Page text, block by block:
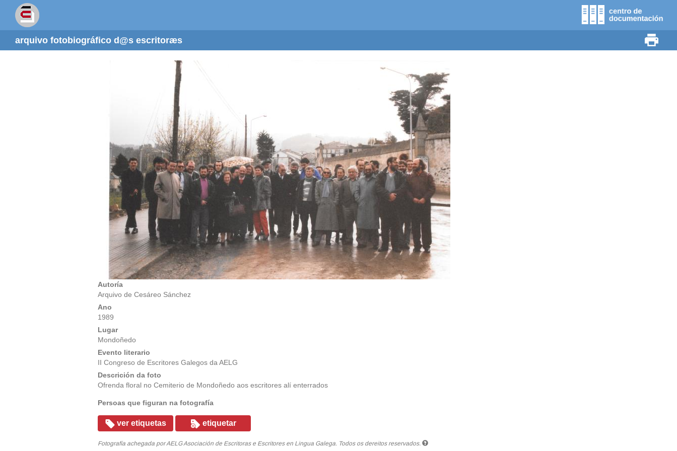
arquivo fotobiográfico d@s escritoræs
Autoría
Arquivo de Cesáreo Sánchez
Ano
1989
Lugar
Mondoñedo
Evento literario
II Congreso de Escritores Galegos da AELG
Descrición da foto
Ofrenda floral no Cemiterio de Mondoñedo aos escritores alí enterrados
Persoas que figuran na fotografía
ver etiquetas etiquetar
Fotografía achegada por AELG Asociación de Escritoras e Escritores en Lingua Galega. Todos os dereitos reservados.